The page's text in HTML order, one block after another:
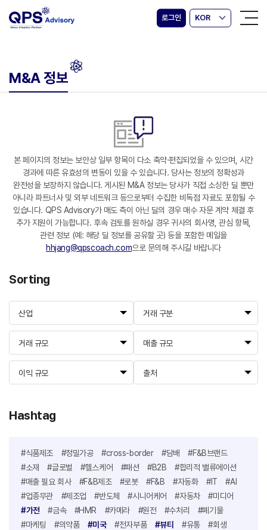
로그인 KOR
M&A 정보
본 페이지의 정보는 보안상 일부 항목이 다소 축약·편집되었을 수 있으며, 시간
경과에 따른 유효성의 변동이 있을 수 있습니다. 당사는 정보의 정확성과
완전성을 보장하지 않습니다. 게시된 M&A 정보는 당사가 직접 소싱한 딜 뿐만
아니라 파트너사 및 외부 네트워크 등으로부터 수집한 비독점 자료도 포함될 수
있습니다. QPS Advisory가 매도 측이 아닌 딜의 경우 매수 자문 계약 체결 후
추가 지원이 가능합니다. 후속 검토를 원하실 경우 귀사의 회사명, 관심 항목,
관련 정보 (예: 해당 딜 정보를 공유할 곳) 등을 포함한 메일을
hhjang@qpscoach.com으로 문의해 주시길 바랍니다
Sorting
산업 거래 구분
거래 규모 매출 규모
이익 규모 출처
Hashtag
#식품제조 #정밀가공 #cross-border #담배
#F&B브랜드
#소재
#글로벌 #헬스케어 #패션 #B2B
#합리적 밸류에이션
#매출 필요 회사
#F&B제조 #로봇 #F&B #자동화 #IT
#AI
#업종무관
#제조업 #반도체 #시니어케어 #자동차
#미디어
#가전
#금속 #HMR #카메라 #원전 #수처리
#폐기물
#마케팅
#의약품 #미국 #전자부품 #뷰티 #유통
#회생